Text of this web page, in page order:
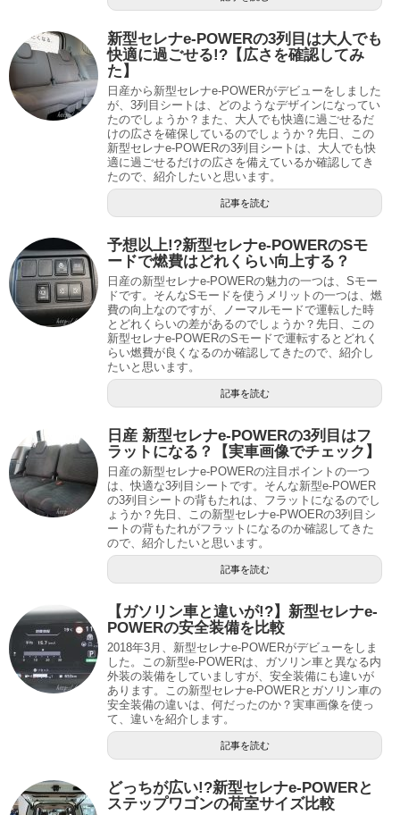
新型セレナe-POWERの3列目は大人でも
快適に過ごせる!?【広さを確認してみ
た】
日産から新型セレナe-POWERがデビューをしました
が、3列目シートは、どのようなデザインになってい
たのでしょうか？また、大人でも快適に過ごせるだ
けの広さを確保しているのでしょうか？先日、この
新型セレナe-POWERの3列目シートは、大人でも快
適に過ごせるだけの広さを備えているか確認してき
たので、紹介したいと思います。
記事を読む
予想以上!?新型セレナe-POWERのSモ
ードで燃費はどれくらい向上する？
日産の新型セレナe-POWERの魅力の一つは、Sモー
ドです。そんなSモードを使うメリットの一つは、燃
費の向上なのですが、ノーマルモードで運転した時
とどれくらいの差があるのでしょうか？先日、この
新型セレナe-POWERのSモードで運転するとどれく
らい燃費が良くなるのか確認してきたので、紹介し
たいと思います。
記事を読む
日産 新型セレナe-POWERの3列目はフ
ラットになる？【実車画像でチェック】
日産の新型セレナe-POWERの注目ポイントの一つ
は、快適な3列目シートです。そんな新型e-POWER
の3列目シートの背もたれは、フラットになるのでし
ょうか？先日、この新型セレナe-PWOERの3列目シ
ートの背もたれがフラットになるのか確認してきた
ので、紹介したいと思います。
記事を読む
【ガソリン車と違いが!?】新型セレナe-
POWERの安全装備を比較
2018年3月、新型セレナe-POWERがデビューをしま
した。この新型e-POWERは、ガソリン車と異なる内
外装の装備をしていましすが、安全装備にも違いが
あります。この新型セレナe-POWERとガソリン車の
安全装備の違いは、何だったのか？実車画像を使っ
て、違いを紹介します。
記事を読む
どっちが広い!?新型セレナe-POWERと
ステップワゴンの荷室サイズ比較